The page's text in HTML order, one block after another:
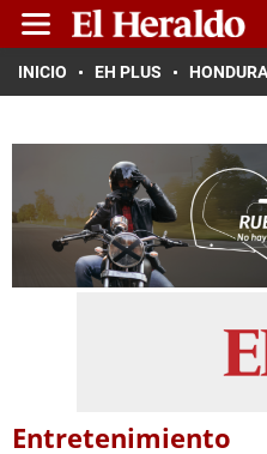
INICIO EH PLUS
Entretenimiento